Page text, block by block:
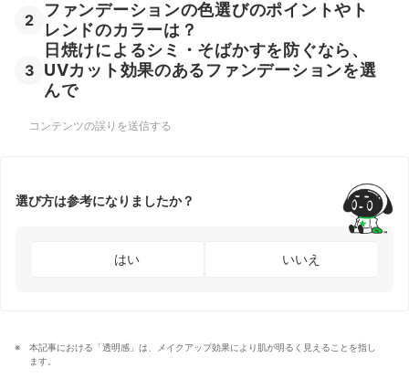
2
ファンデーションの色選びのポイントやト
レンドのカラーは？
3
日焼けによるシミ・そばかすを防ぐなら、
UVカット効果のあるファンデーションを選
んで
コンテンツの誤りを送信する
選び方は参考になりましたか？
はい いいえ
本記事における「透明感」は、メイクアップ効果により肌が明るく見えることを指し
ます。